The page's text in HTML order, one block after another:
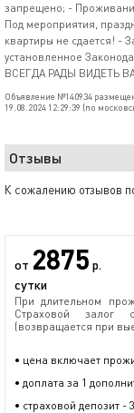
запрещено; -
Под мероприятия,
квартиры не сдается! -
установленное
ВСЕГДА РАДЫ ВИДЕТЬ
Объявление №140934
19.08.2024 12:29:39 (по
Отзывы
К сожалению отзывов
от 2875 р.
сутки
При длительном
Страховой залог
(возвращается при
• цена включает
• доплата за 1
• страховой депозит -